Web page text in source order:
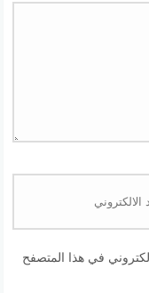
في هذا المتصفح